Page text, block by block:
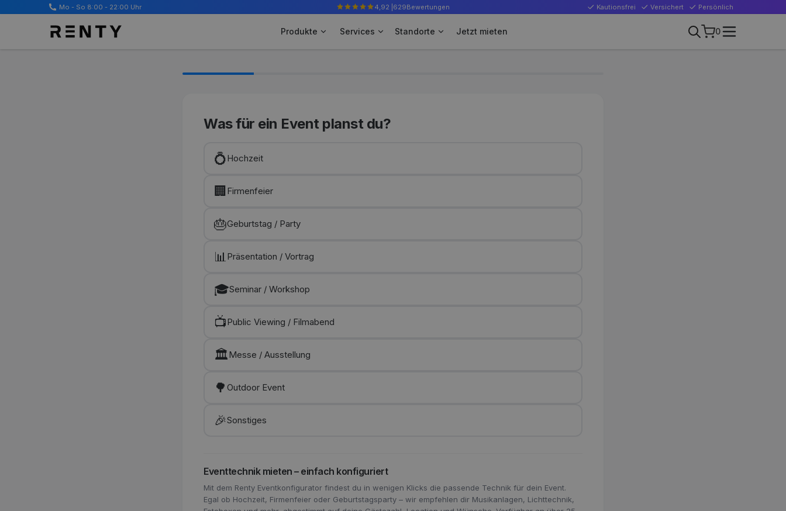
Mo - So 8:00 - 22:00 Uhr 4,92 | 629Bewertungen Kautionsfrei Versichert Persönlich
Produkte Services Standorte Jetzt mieten 0
Was für ein Event planst du?
💍Hochzeit
🏢 Firmenfeier
🎂Geburtstag / Party
📊 Präsentation / Vortrag
🎓Seminar / Workshop
📺Public Viewing / Filmabend
🏛️Messe / Ausstellung
🌳 Outdoor Event
🎉Sonstiges
Eventtechnik mieten – einfach konfiguriert
Mit dem Renty Eventkonfigurator findest du in wenigen Klicks die passende Technik für dein Event.
Egal ob Hochzeit, Firmenfeier oder Geburtstagsparty – wir empfehlen dir Musikanlagen, Lichttechnik,